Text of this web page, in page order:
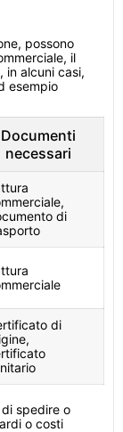
possono
il
in alcuni casi,
esempio
Documenti
necessari
di
di
spedire o
o costi